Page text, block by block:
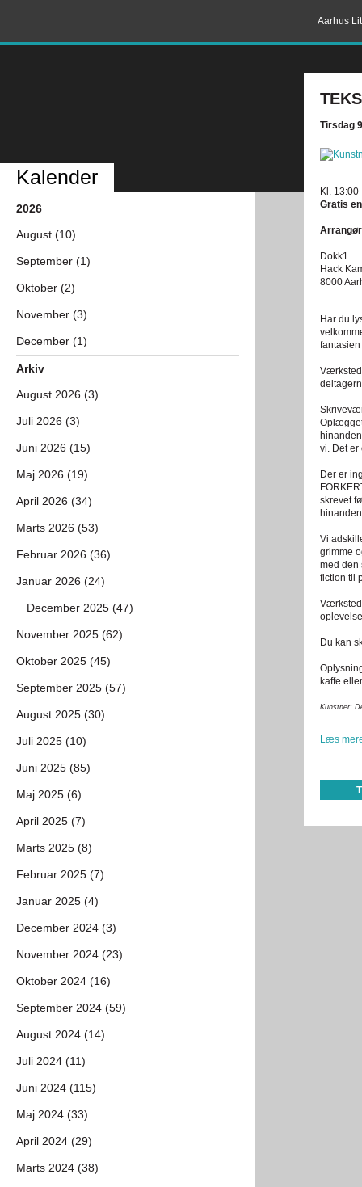
Aarhus
Tirsdag
Kl. 13:00
Gratis
Dokk1
Hack
8000
Har du
vi. Det er
Der er
skrevet
Vi
grimme
med den
fiction til
Du kan
kaffe
Kunstner:
Læs
Kalender
2026
August (10)
September (1)
Oktober (2)
November (3)
December (1)
Arkiv
August 2026 (3)
Juli 2026 (3)
Juni 2026 (15)
Maj 2026 (19)
April 2026 (34)
Marts 2026 (53)
Februar 2026 (36)
Januar 2026 (24)
December 2025 (47)
November 2025 (62)
Oktober 2025 (45)
September 2025 (57)
August 2025 (30)
Juli 2025 (10)
Juni 2025 (85)
Maj 2025 (6)
April 2025 (7)
Marts 2025 (8)
Februar 2025 (7)
Januar 2025 (4)
December 2024 (3)
November 2024 (23)
Oktober 2024 (16)
September 2024 (59)
August 2024 (14)
Juli 2024 (11)
Juni 2024 (115)
Maj 2024 (33)
April 2024 (29)
Marts 2024 (38)